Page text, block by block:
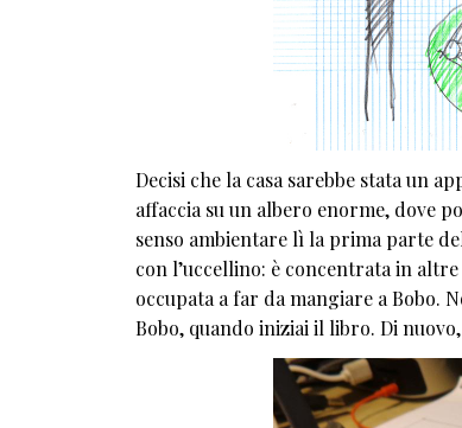
Decisi che la casa sarebbe stata un
affaccia su un albero enorme, dove
senso ambientare lì la prima parte
con l’uccellino: è concentrata in
occupata a far da mangiare a Bobo.
Bobo, quando iniziai il libro. Di